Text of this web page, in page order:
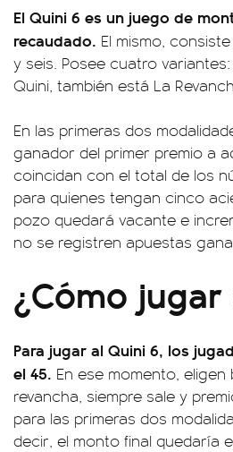
El Quini 6 es un juego de
recaudado. El mismo,
y seis. Posee cuatro
Quini, también está La
En las primeras dos
ganador del primer premio a
coincidan con el total de los
para quienes tengan cinco
pozo quedará vacante e
no se registren apuestas
¿Cómo
Para jugar al Quini 6, los
el 45. En ese momento,
revancha, siempre sale y
para las primeras dos
decir, el monto final quedaría